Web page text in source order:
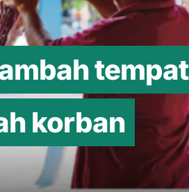
tempat
korban